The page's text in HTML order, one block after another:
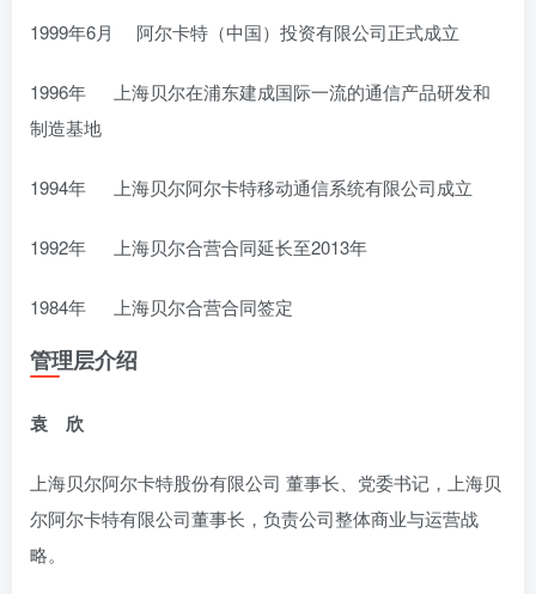
1999年6月 阿尔卡特（中国）投资有限公司正式成立
1996年 上海贝尔在浦东建成国际一流的通信产品研发和
制造基地
1994年 上海贝尔阿尔卡特移动通信系统有限公司成立
1992年 上海贝尔合营合同延长至2013年
1984年 上海贝尔合营合同签定
管理层介绍
袁 欣
上海贝尔阿尔卡特股份有限公司 董事长、党委书记，上海贝
尔阿尔卡特有限公司董事长，负责公司整体商业与运营战
略。